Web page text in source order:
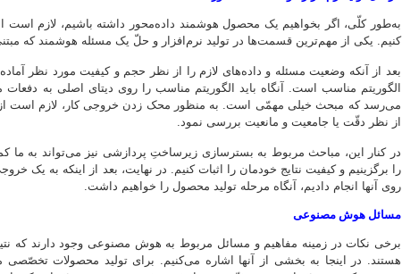
به‌طور کلّی، اگر بخواهیم یک محصول هوشمند داده‌محور داشته باشیم، لازم است
کنیم. یکی از مهم‌ترین قسمت‌ها در تولید نرم‌افزار و حلّ یک مسئله هوشمند که
بعد از آنکه وضعیت مسئله و داده‌های لازم را از نظر حجم و کیفیت مورد نظر
الگوریتم مناسب است. آنگاه باید الگوریتم مناسب را روی دیتای اصلی به دفعات
می‌رسد که مبحث خیلی مهمّی است. به منظور محک زدن خروجی کار، لازم است از
از نظر دقّت یا جامعیت و مانعیت بررسی نمود.
در کنار این، مباحث مربوط به بسترسازی زیرساختِ پردازشی نیز می‌تواند به ما
را برگزینیم و کیفیت نتایج خودمان را اثبات کنیم. در نهایت، بعد از اینکه به یک
روی آنها انجام دادیم، آنگاه مرحله تولید محصول را خواهیم داشت.
مسائل هوش مصنوعی
برخی نکات در زمینه مفاهیم و مسائل مربوط به هوش مصنوعی وجود دارند که
هستند. در اینجا به بخشی از آنها اشاره می‌کنیم. برای تولید محصولات